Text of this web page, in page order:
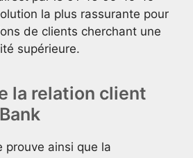
la plus rassurante pour
de clients cherchant une
supérieure.
la relation client
prouve ainsi que la